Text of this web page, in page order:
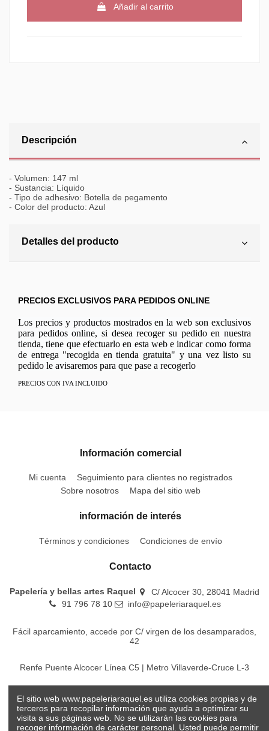
Añadir al carrito
Descripción
- Volumen: 147 ml
- Sustancia: Líquido
- Tipo de adhesivo: Botella de pegamento
- Color del producto: Azul
Detalles del producto
PRECIOS EXCLUSIVOS PARA PEDIDOS ONLINE
Los precios y productos mostrados en la web son exclusivos
para pedidos online, si desea recoger su pedido en nuestra
tienda, tiene que efectuarlo en esta web e indicar como forma
de entrega "recogida en tienda gratuita" y una vez listo su
pedido le avisaremos para que pase a recogerlo
PRECIOS CON IVA INCLUIDO
Información comercial
Mi cuenta
Seguimiento para clientes no registrados
Sobre nosotros
Mapa del sitio web
información de interés
Términos y condiciones Condiciones de envío
Contacto
Papelería y bellas artes Raquel
C/ Alcocer 30, 28041 Madrid
91 796 78 10
info@papeleriaraquel.es
Fácil aparcamiento, accede por C/ virgen de los desamparados,
42
Renfe Puente Alcocer Línea C5 | Metro Villaverde-Cruce L-3
El sitio web www.papeleriaraquel.es utiliza cookies propias y de
terceros para recopilar información que ayuda a optimizar su
visita a sus páginas web. No se utilizarán las cookies para
recoger información de carácter personal. Usted puede permitir